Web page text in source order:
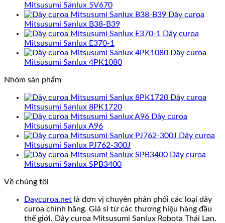
Mitsusumi Sanlux 5V670
Dây curoa
Mitsusumi Sanlux B38-B39
Dây curoa
Mitsusumi Sanlux E370-1
Dây curoa
Mitsusumi Sanlux 4PK1080
Nhóm sản phẩm
Dây curoa
Mitsusumi Sanlux 8PK1720
Dây curoa
Mitsusumi Sanlux A96
Dây curoa
Mitsusumi Sanlux PJ762-300J
Dây curoa
Mitsusumi Sanlux SPB3400
Về chúng tôi
Daycuroa.net là đơn vị chuyên phân phối các loại dây
curoa chính hãng. Giá sỉ từ các thương hiệu hàng đầu
thế giới. Dây curoa Mitsusumi Sanlux Robota Thái Lan.